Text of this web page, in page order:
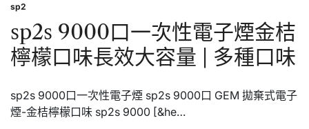
|
多
種
口
Posted
sp2
sp2s 9000口一次性電子煙金桔
檸檬口味長效大容量 | 多種口味
sp2s 9000口一次性電子煙 sp2s 9000口 GEM 拋棄式電子
煙-金桔檸檬口味 sp2s 9000 [&he…